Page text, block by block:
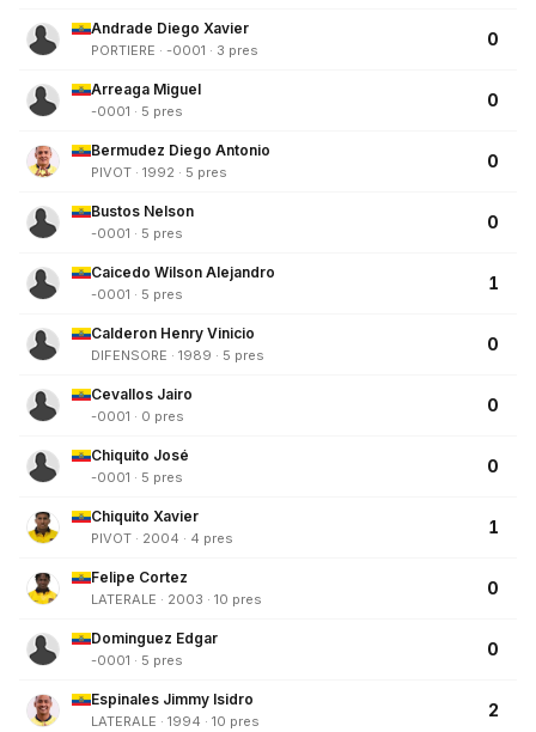
Andrade Diego Xavier
PORTIERE · -0001 · 3 pres
0
Arreaga Miguel
-0001 · 5 pres
0
Bermudez Diego Antonio
PIVOT · 1992 · 5 pres
0
Bustos Nelson
-0001 · 5 pres
0
Caicedo Wilson Alejandro
-0001 · 5 pres
1
Calderon Henry Vinicio
DIFENSORE · 1989 · 5 pres
0
Cevallos Jairo
-0001 · 0 pres
0
Chiquito José
-0001 · 5 pres
0
Chiquito Xavier
PIVOT · 2004 · 4 pres
1
Felipe Cortez
LATERALE · 2003 · 10 pres
0
Dominguez Edgar
-0001 · 5 pres
0
Espinales Jimmy Isidro
LATERALE · 1994 · 10 pres
2